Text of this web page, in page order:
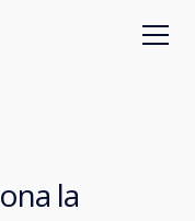
la